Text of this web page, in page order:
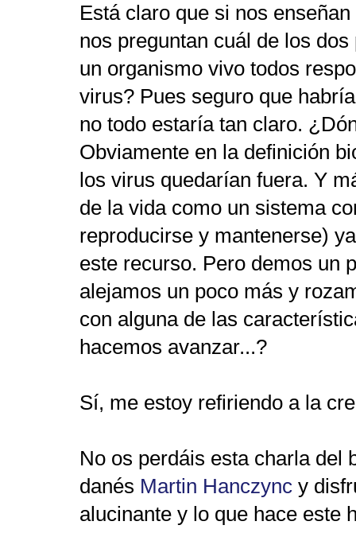
Está claro que si nos
nos preguntan cuál de los
un organismo vivo todos
virus? Pues seguro que
no todo estaría tan claro.
Obviamente en la definición
los virus quedarían fuera. Y
de la vida como un sistema
reproducirse y mantenerse)
este recurso. Pero demos un
alejamos un poco más y
con alguna de las
hacemos avanzar...?
Sí, me estoy refiriendo a la
No os perdáis esta charla del
danés Martin Hanczync y
alucinante y lo que hace este